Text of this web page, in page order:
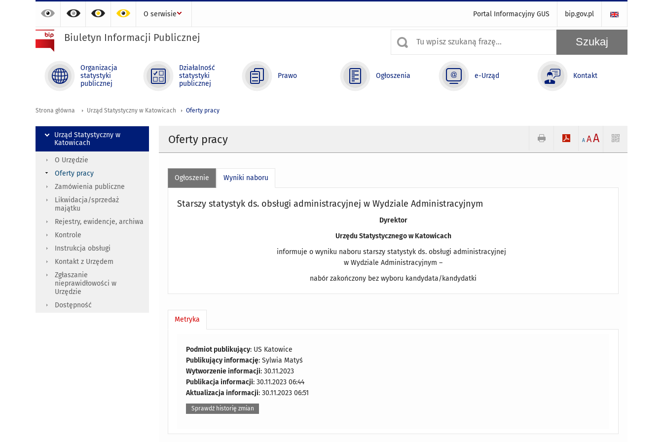
Portal Informacyjny GUS bip.gov.pl
O serwisie
Biuletyn Informacji Publicznej
Organizacja
statystyki
publicznej
Działalność
statystyki
publicznej
Prawo Ogłoszenia e-Urząd Kontakt
Strona główna Urząd Statystyczny w Katowicach Oferty pracy
Oferty pracy A AA
Ogłoszenie Wyniki naboru
Starszy statystyk ds. obsługi administracyjnej w Wydziale Administracyjnym
Dyrektor
Urzędu Statystycznego w Katowicach
informuje o wyniku naboru starszy statystyk ds. obsługi administracyjnej
w Wydziale Administracyjnym –
nabór zakończony bez wyboru kandydata/kandydatki
Metryka
Podmiot publikujący: US Katowice
Publikujący informację: Sylwia Matyś
Wytworzenie informacji: 30.11.2023
Publikacja informacji: 30.11.2023 06:44
Aktualizacja informacji: 30.11.2023 06:51
Sprawdź historię zmian
Urząd Statystyczny w
Katowicach
O Urzędzie
Oferty pracy
Zamówienia publiczne
Likwidacja/sprzedaż
majątku
Rejestry, ewidencje, archiwa
Kontrole
Instrukcja obsługi
Kontakt z Urzędem
Zgłaszanie
nieprawidłowości w
Urzędzie
Dostępność